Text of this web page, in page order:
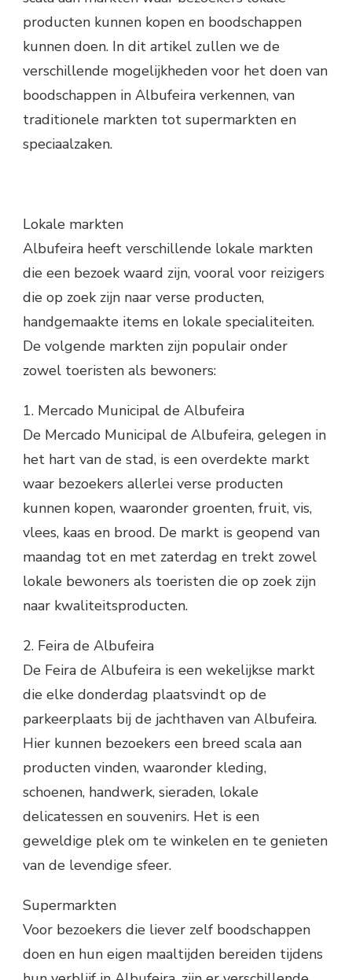
producten kunnen kopen en boodschappen
kunnen doen. In dit artikel zullen we de
verschillende mogelijkheden voor het doen van
boodschappen in Albufeira verkennen, van
traditionele markten tot supermarkten en
speciaalzaken.
Lokale markten
Albufeira heeft verschillende lokale markten
die een bezoek waard zijn, vooral voor reizigers
die op zoek zijn naar verse producten,
handgemaakte items en lokale specialiteiten.
De volgende markten zijn populair onder
zowel toeristen als bewoners:
1. Mercado Municipal de Albufeira
De Mercado Municipal de Albufeira, gelegen in
het hart van de stad, is een overdekte markt
waar bezoekers allerlei verse producten
kunnen kopen, waaronder groenten, fruit, vis,
vlees, kaas en brood. De markt is geopend van
maandag tot en met zaterdag en trekt zowel
lokale bewoners als toeristen die op zoek zijn
naar kwaliteitsproducten.
2. Feira de Albufeira
De Feira de Albufeira is een wekelijkse markt
die elke donderdag plaatsvindt op de
parkeerplaats bij de jachthaven van Albufeira.
Hier kunnen bezoekers een breed scala aan
producten vinden, waaronder kleding,
schoenen, handwerk, sieraden, lokale
delicatessen en souvenirs. Het is een
geweldige plek om te winkelen en te genieten
van de levendige sfeer.
Supermarkten
Voor bezoekers die liever zelf boodschappen
doen en hun eigen maaltijden bereiden tijdens